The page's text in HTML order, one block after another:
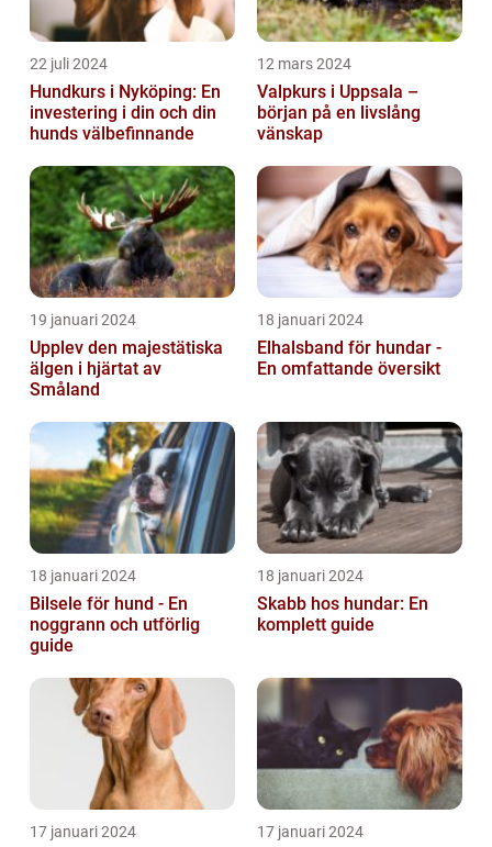
22 juli 2024
Hundkurs i Nyköping: En
investering i din och din
hunds välbefinnande
12 mars 2024
Valpkurs i Uppsala –
början på en livslång
vänskap
19 januari 2024
Upplev den majestätiska
älgen i hjärtat av
Småland
18 januari 2024
Elhalsband för hundar -
En omfattande översikt
18 januari 2024
Bilsele för hund - En
noggrann och utförlig
guide
18 januari 2024
Skabb hos hundar: En
komplett guide
17 januari 2024 17 januari 2024